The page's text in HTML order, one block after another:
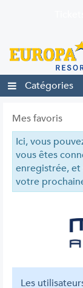
Catégories
Mes favoris
Ici, vous
vous êtes
enregistrée, et
votre
Les